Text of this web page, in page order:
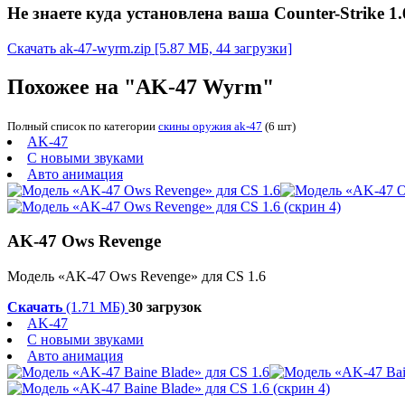
Не знаете куда установлена ваша Counter-Strike
Скачать ak-47-wyrm.zip [5.87 МБ, 44 загрузки]
Похожее на "AK-47 Wyrm"
Полный список по категории скины оружия ak-47 (6 шт)
AK-47
С новыми звуками
Авто анимация
AK-47 Ows Revenge
Модель «AK-47 Ows Revenge» для CS 1.6
Скачать (1.71 МБ) 30 загрузок
AK-47
С новыми звуками
Авто анимация